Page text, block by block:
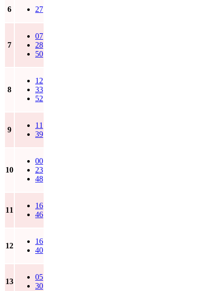
6 27
7
07
28
50
8
12
33
52
9
11
39
10
00
23
48
11
16
46
12
16
40
13
05
30